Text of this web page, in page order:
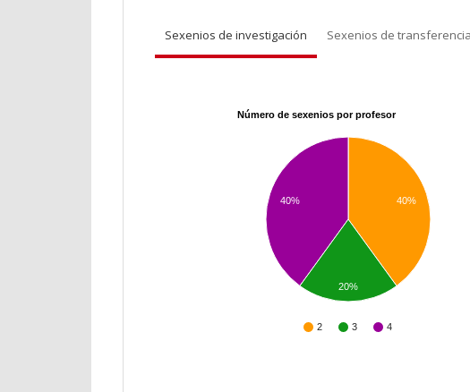
Sexenios de investigación Sexenios de transferencia
Número de sexenios por profesor
2 3 4
40%
40%
20%